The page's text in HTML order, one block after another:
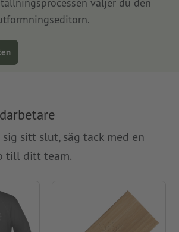
väljer du den
sitt slut, säg tack med en
till ditt team.